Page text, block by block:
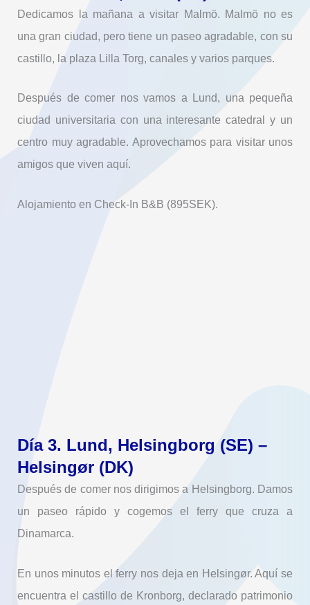
Dedicamos la mañana a visitar Malmö. Malmö no es
una gran ciudad, pero tiene un paseo agradable, con su
castillo, la plaza Lilla Torg, canales y varios parques.
Después de comer nos vamos a Lund, una pequeña
ciudad universitaria con una interesante catedral y un
centro muy agradable. Aprovechamos para visitar unos
amigos que viven aquí.
Alojamiento en Check-In B&B (895SEK).
Día 3. Lund, Helsingborg (SE) –
Helsingør (DK)
Después de comer nos dirigimos a Helsingborg. Damos
un paseo rápido y cogemos el ferry que cruza a
Dinamarca.
En unos minutos el ferry nos deja en Helsingør. Aquí se
encuentra el castillo de Kronborg, declarado patrimonio